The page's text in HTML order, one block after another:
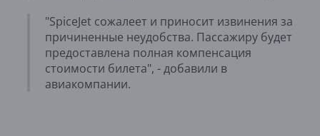
"SpiceJet сожалеет и приносит извинения за
причиненные неудобства. Пассажиру будет
предоставлена полная компенсация
стоимости билета", - добавили в
авиакомпании.